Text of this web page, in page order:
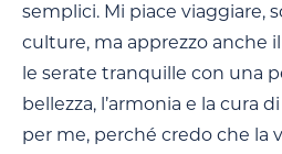
semplici. Mi piace viaggiare,
culture, ma apprezzo anche
le serate tranquille con una
bellezza, l’armonia e la cura
per me, perché credo che la